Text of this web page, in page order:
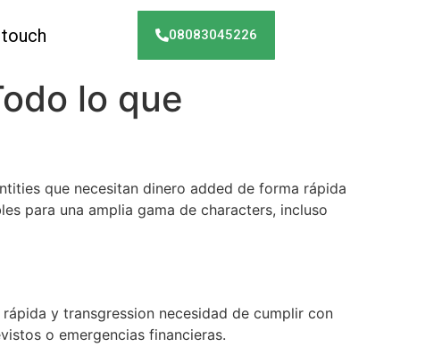
08083045226
lo que
que necesitan dinero added de forma rápida
para una amplia gama de characters, incluso
y transgression necesidad de cumplir con
o emergencias financieras.